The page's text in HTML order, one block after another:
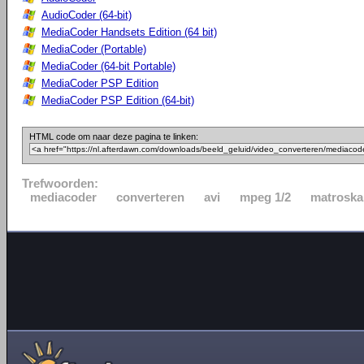
AudioCoder (64-bit)
MediaCoder Handsets Edition (64 bit)
MediaCoder (Portable)
MediaCoder (64-bit Portable)
MediaCoder PSP Edition
MediaCoder PSP Edition (64-bit)
HTML code om naar deze pagina te linken:
Trefwoorden:
mediacoder
converteren avi mpeg 1/2 matroska